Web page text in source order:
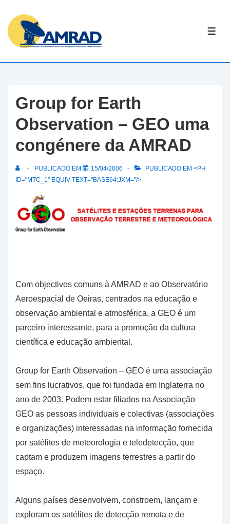
Skip
Content
Group for Earth
Observation – GEO uma
congénere da AMRAD
PUBLICADO EM 15/04/2006
PUBLICADO EM <PH
ID="MTC_1" EQUIV-TEXT="BASE64:JXM="/>
Com objectivos comuns à AMRAD e ao Observatório
Aeroespacial de Oeiras, centrados na educação e
observação ambiental e atmosférica, a GEO é um
parceiro interessante, para a promoção da cultura
científica e educação ambiental.
Group for Earth Observation – GEO é uma associação
sem fins lucrativos, que foi fundada em Inglaterra no
ano de 2003. Podem estar filiados na Associação
GEO as pessoas individuais e colectivas (associações
e organizações) interessadas na informação fornecida
por satélites de meteorologia e teledetecção, que
captam e produzem imagens terrestres a partir do
espaço.
Alguns países desenvolvem, constroem, lançam e
exploram os satélites de detecção remota e de